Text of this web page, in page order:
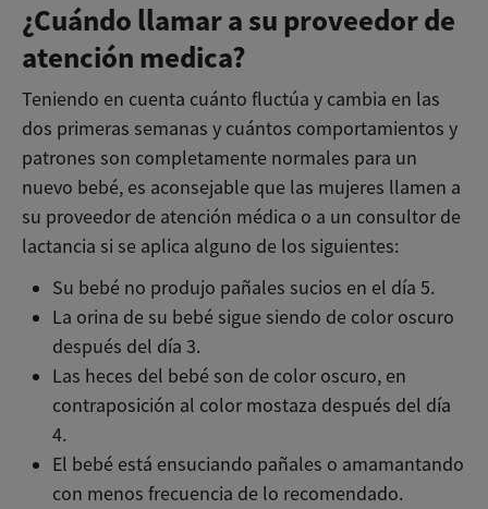
¿Cuándo llamar a su proveedor de
atención medica?
Teniendo en cuenta cuánto fluctúa y cambia en las
dos primeras semanas y cuántos comportamientos y
patrones son completamente normales para un
nuevo bebé, es aconsejable que las mujeres llamen a
su proveedor de atención médica o a un consultor de
lactancia si se aplica alguno de los siguientes:
Su bebé no produjo pañales sucios en el día 5.
La orina de su bebé sigue siendo de color oscuro
después del día 3.
Las heces del bebé son de color oscuro, en
contraposición al color mostaza después del día
4.
El bebé está ensuciando pañales o amamantando
con menos frecuencia de lo recomendado.